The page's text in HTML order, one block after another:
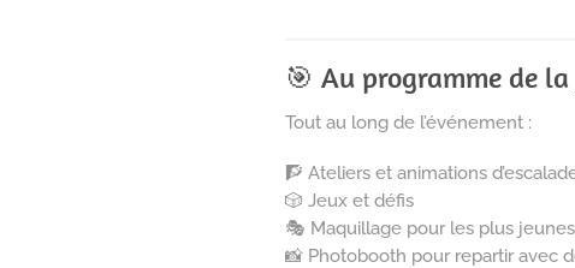
🎯 Au programme de
Tout au long de l’événement :
🧗 Ateliers et animations
🎲 Jeux et défis
🎭 Maquillage pour les plus jeunes
📸 Photobooth pour repartir avec